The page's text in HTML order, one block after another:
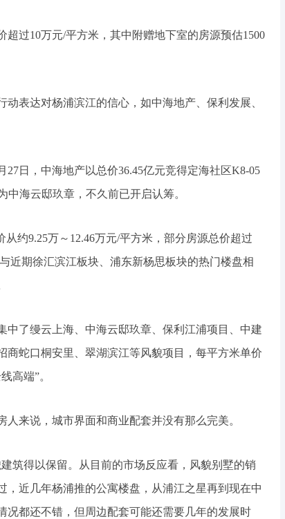
超过10万元/平方米，其中附赠地下室的房源预估1500
表达对杨浦滨江的信心，如中海地产、保利发展、
27日，中海地产以总价36.45亿元竞得定海社区K8-05
中海云邸玖章，不久前已开启认筹。
从约9.25万～12.46万元/平方米，部分房源总价超过
近期徐汇滨江板块、浦东新杨思板块的热门楼盘相
中了缦云上海、中海云邸玖章、保利江浦项目、中建
商蛇口桐安里、翠湖滨江等风貌项目，每平方米单价
高端”。
来说，城市界面和商业配套并没有那么完美。
筑得以保留。从目前的市场反应看，风貌别墅的销
，近几年杨浦推的公寓楼盘，从浦江之星再到现在中
况都还不错，但周边配套可能还需要几年的发展时